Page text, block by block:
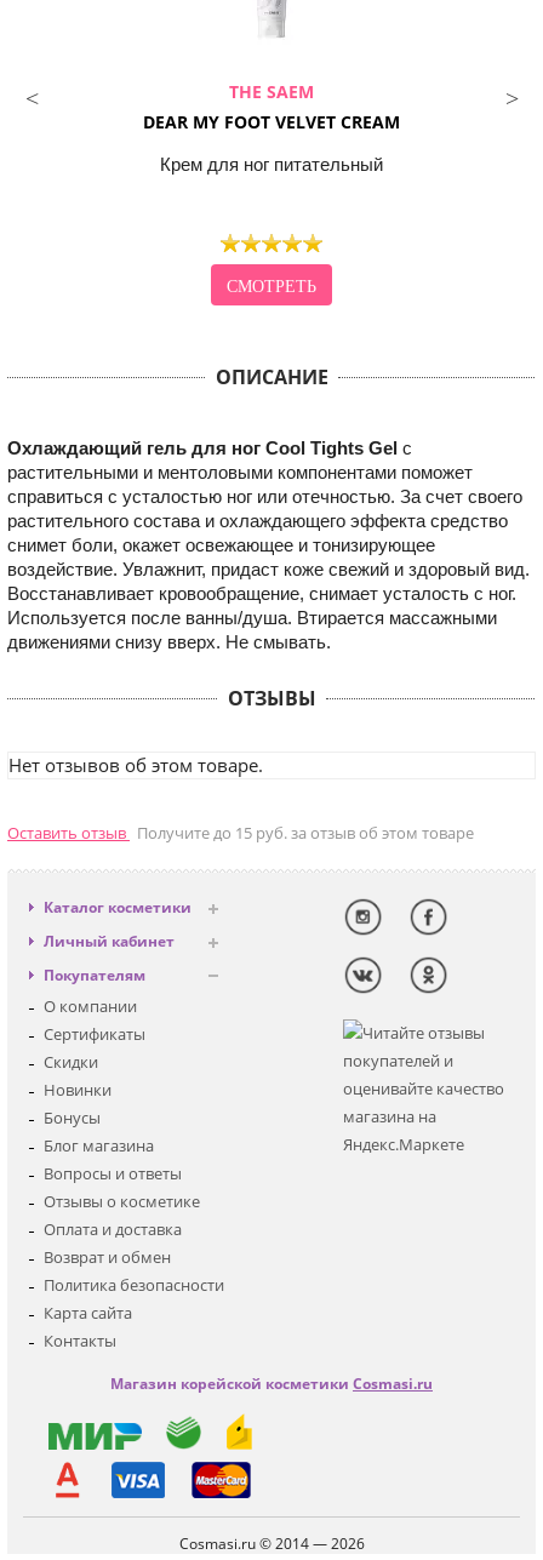
THE SAEM
DEAR MY FOOT VELVET CREAM
Крем для ног питательный
СМОТРЕТЬ
ОПИСАНИЕ
Охлаждающий гель для ног Cool Tights Gel с
растительными и ментоловыми компонентами поможет
справиться с усталостью ног или отечностью. За счет своего
растительного состава и охлаждающего эффекта средство
снимет боли, окажет освежающее и тонизирующее
воздействие. Увлажнит, придаст коже свежий и здоровый вид.
Восстанавливает кровообращение, снимает усталость с ног.
Используется после ванны/душа. Втирается массажными
движениями снизу вверх. Не смывать.
ОТЗЫВЫ
Нет отзывов об этом товаре.
Оставить отзыв Получите до 15 руб. за отзыв об этом товаре
Каталог косметики
Антивозрастная
Декоративная
Для глаз
Для тела
Наборы
Детская
Личный кабинет
Вход
Регистрация
Покупателям
О компании
Сертификаты
Скидки
Новинки
Бонусы
Блог магазина
Вопросы и ответы
Отзывы о косметике
Оплата и доставка
Возврат и обмен
Политика безопасности
Карта сайта
Контакты
Магазин корейской косметики Cosmasi.ru
Cosmasi.ru © 2014 — 2026